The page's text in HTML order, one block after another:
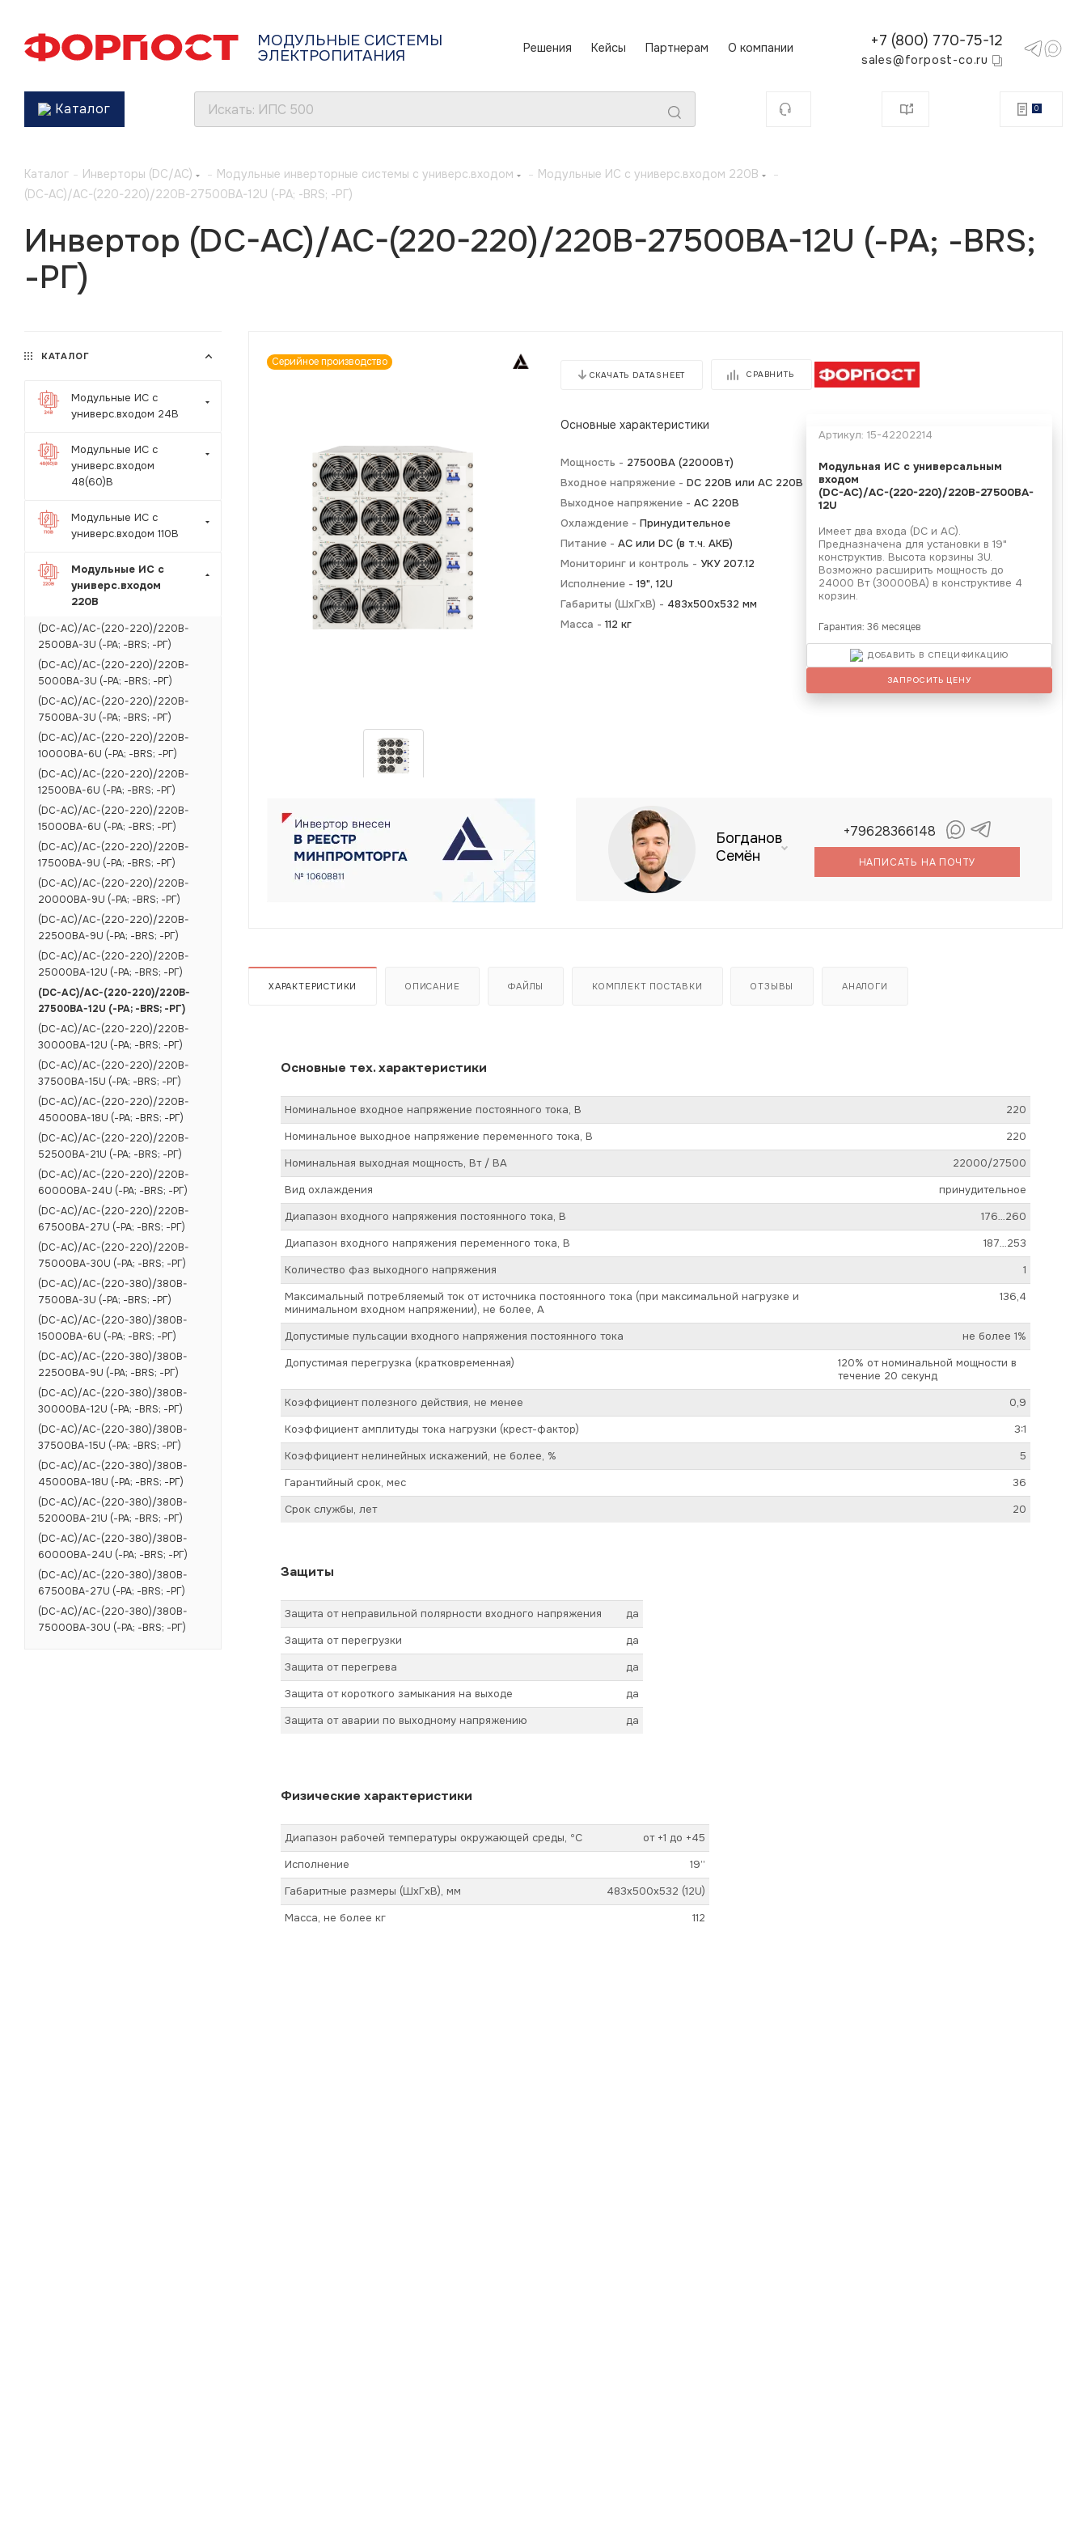
МОДУЛЬНЫЕ СИСТЕМЫ
ЭЛЕКТРОПИТАНИЯ Решения Кейсы Партнерам О компании +7 (800) 770-75-12
sales@forpost-co.ru
Каталог 0
Каталог - Инверторы (DC/AC) - Модульные инверторные системы с универс.входом - Модульные ИС с универс.входом 220В -
(DC-AC)/AC-(220-220)/220B-27500BA-12U (-РА; -BRS; -РГ)
Инвертор (DC-AC)/AC-(220-220)/220B-27500BA-12U (-РА; -BRS;
-РГ)
Серийное производство
СКАЧАТЬ DATASHEET СРАВНИТЬ
Основные характеристики
Мощность - 27500BA (22000Вт)
Входное напряжение - DC 220В или AC 220В
Выходное напряжение - AC 220В
Охлаждение - Принудительное
Питание - АС или DC (в т.ч. АКБ)
Мониторинг и контроль - УКУ 207.12
Исполнение - 19", 12U
Габариты (ШхГхВ) - 483х500х532 мм
Масса - 112 кг
Артикул: 15-42202214
Модульная ИС с универсальным
входом
(DC-АС)/AC-(220-220)/220B-27500BA-
12U
Имеет два входа (DC и АС).
Предназначена для установки в 19"
конструктив. Высота корзины 3U.
Возможно расширить мощность до
24000 Вт (30000ВА) в конструктиве 4
корзин.
Гарантия: 36 месяцев
ДОБАВИТЬ В СПЕЦИФИКАЦИЮ
ЗАПРОСИТЬ ЦЕНУ
Богданов
Семён
+79628366148
НАПИСАТЬ НА ПОЧТУ
ХАРАКТЕРИСТИКИ ОПИСАНИЕ ФАЙЛЫ КОМПЛЕКТ ПОСТАВКИ ОТЗЫВЫ АНАЛОГИ
Основные тех. характеристики
Номинальное входное напряжение постоянного тока, В
220
Номинальное выходное напряжение переменного тока, В
220
Номинальная выходная мощность, Вт / ВА
22000/27500
Вид охлаждения
принудительное
Диапазон входного напряжения постоянного тока, В
176…260
Диапазон входного напряжения переменного тока, В
187…253
Количество фаз выходного напряжения
1
Максимальный потребляемый ток от источника постоянного тока (при максимальной нагрузке и
минимальном входном напряжении), не более, А
136,4
Допустимые пульсации входного напряжения постоянного тока
не более 1%
Допустимая перегрузка (кратковременная)
120% от номинальной мощности в
течение 20 секунд
Коэффициент полезного действия, не менее
0,9
Коэффициент амплитуды тока нагрузки (крест-фактор)
3:1
Коэффициент нелинейных искажений, не более, %
5
Гарантийный срок, мес
36
Срок службы, лет
20
Защиты
Защита от неправильной полярности входного напряжения
да
Защита от перегрузки
да
Защита от перегрева
да
Защита от короткого замыкания на выходе
да
Защита от аварии по выходному напряжению
да
Физические характеристики
Диапазон рабочей температуры окружающей среды, ºС
от +1 до +45
Исполнение
19’’
Габаритные размеры (ШхГхВ), мм
483х500х532 (12U)
Масса, не более кг
112
КАТАЛОГ
Модульные ИС с
универс.входом 24В
Модульные ИС с
универс.входом
48(60)В
Модульные ИС с
универс.входом 110В
Модульные ИС с
универс.входом
220В
(DC-AC)/AC-(220-220)/220B-
2500BA-3U (-РА; -BRS; -РГ)
(DC-AC)/AC-(220-220)/220B-
5000BA-3U (-РА; -BRS; -РГ)
(DC-AC)/AC-(220-220)/220B-
7500BA-3U (-РА; -BRS; -РГ)
(DC-AC)/AC-(220-220)/220B-
10000BA-6U (-РА; -BRS; -РГ)
(DC-AC)/AC-(220-220)/220B-
12500BA-6U (-РА; -BRS; -РГ)
(DC-AC)/AC-(220-220)/220B-
15000BA-6U (-РА; -BRS; -РГ)
(DC-AC)/AC-(220-220)/220B-
17500BA-9U (-РА; -BRS; -РГ)
(DC-AC)/AC-(220-220)/220B-
20000BA-9U (-РА; -BRS; -РГ)
(DC-AC)/AC-(220-220)/220B-
22500BA-9U (-РА; -BRS; -РГ)
(DC-AC)/AC-(220-220)/220B-
25000BA-12U (-РА; -BRS; -РГ)
(DC-AC)/AC-(220-220)/220B-
27500BA-12U (-РА; -BRS; -РГ)
(DC-AC)/AC-(220-220)/220B-
30000BA-12U (-РА; -BRS; -РГ)
(DC-AC)/AC-(220-220)/220B-
37500BA-15U (-РА; -BRS; -РГ)
(DC-AC)/AC-(220-220)/220B-
45000BA-18U (-РА; -BRS; -РГ)
(DC-AC)/AC-(220-220)/220B-
52500BA-21U (-РА; -BRS; -РГ)
(DC-AC)/AC-(220-220)/220B-
60000BA-24U (-РА; -BRS; -РГ)
(DC-AC)/AC-(220-220)/220B-
67500BA-27U (-РА; -BRS; -РГ)
(DC-AC)/AC-(220-220)/220B-
75000BA-30U (-РА; -BRS; -РГ)
(DC-AC)/AC-(220-380)/380B-
7500BA-3U (-РА; -BRS; -РГ)
(DC-AC)/AC-(220-380)/380B-
15000BA-6U (-РА; -BRS; -РГ)
(DC-AC)/AC-(220-380)/380B-
22500BA-9U (-РА; -BRS; -РГ)
(DC-AC)/AC-(220-380)/380B-
30000BA-12U (-РА; -BRS; -РГ)
(DC-AC)/AC-(220-380)/380B-
37500BA-15U (-РА; -BRS; -РГ)
(DC-AC)/AC-(220-380)/380B-
45000BA-18U (-РА; -BRS; -РГ)
(DC-AC)/AC-(220-380)/380B-
52000BA-21U (-РА; -BRS; -РГ)
(DC-AC)/AC-(220-380)/380B-
60000BA-24U (-РА; -BRS; -РГ)
(DC-AC)/AC-(220-380)/380B-
67500BA-27U (-РА; -BRS; -РГ)
(DC-AC)/AC-(220-380)/380B-
75000BA-30U (-РА; -BRS; -РГ)